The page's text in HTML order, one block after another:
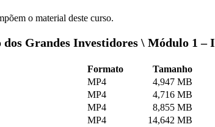
o material deste curso.
Grandes Investidores \ Módulo 1 –
Formato
Tamanho
MP4
4,947 MB
MP4
4,716 MB
MP4
8,855 MB
MP4
14,642 MB